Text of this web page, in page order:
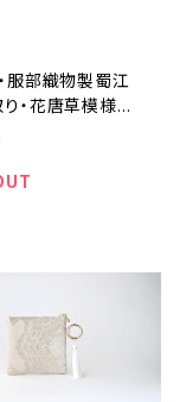
服部織物製蜀江
り・花唐草模様
メイク カラビナ
ーチ】カードポー
ポーチ、ミニ財布、